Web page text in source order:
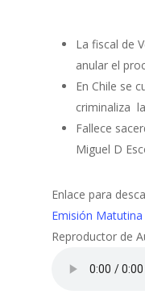
La fiscal de
anular el
En Chile se
criminaliza
Fallece
Miguel D
Enlace para
Emisión
Reproductor de